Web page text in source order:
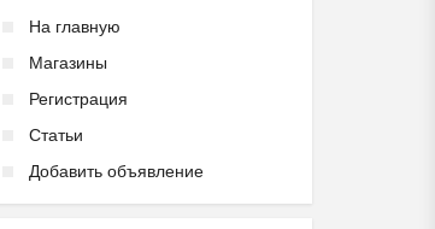
На главную
Магазины
Регистрация
Статьи
Добавить объявление